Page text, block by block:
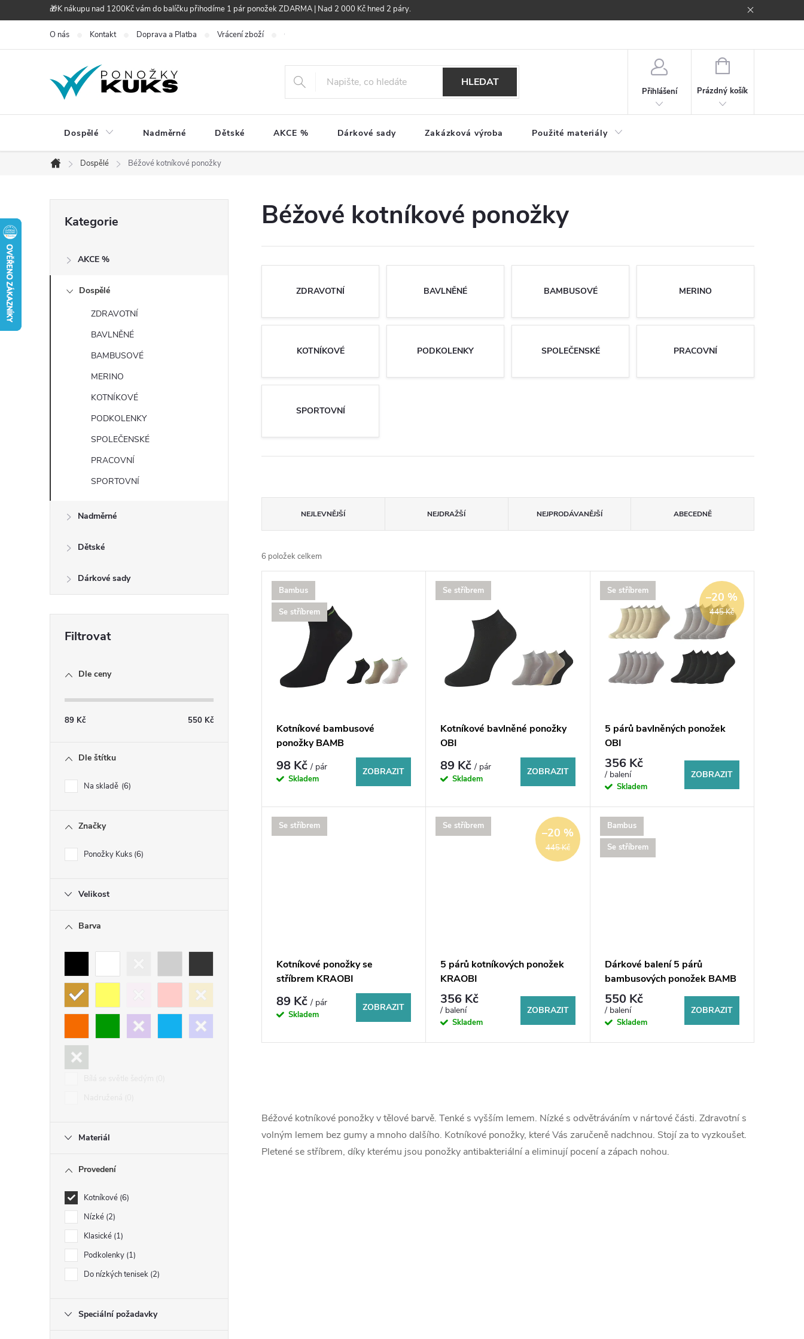
na
🎁K nákupu nad 1200Kč vám do balíčku přihodíme 1 pár ponožek ZDARMA | Nad 2 000 Kč hned 2 páry.
O nás Kontakt Doprava a Platba Vrácení zboží Obchodní podmínky
HLEDAT
Přihlášení
NÁKUPNÍ
Prázdný košík
Dospělé Nadměrné Dětské AKCE % Dárkové sady Zakázková výroba Použité materiály
Domů
Dospělé Béžové kotníkové ponožky
s
l
kategorie
Kategorie
AKCE %
Dospělé
ZDRAVOTNÍ
BAVLNĚNÉ
BAMBUSOVÉ
MERINO
KOTNÍKOVÉ
PODKOLENKY
SPOLEČENSKÉ
PRACOVNÍ
SPORTOVNÍ
Nadměrné
Dětské
Dárkové sady
Dle ceny
89 Kč 550 Kč
Dle štítku
Na skladě 6
Značky
Ponožky Kuks 6
Velikost
Barva
Materiál
Provedení
Kotníkové 6
Nízké 2
Klasické 1
Podkolenky 1
Do nízkých tenisek 2
Speciální požadavky
Béžové kotníkové ponožky
ZDRAVOTNÍ BAVLNĚNÉ BAMBUSOVÉ MERINO
KOTNÍKOVÉ PODKOLENKY SPOLEČENSKÉ PRACOVNÍ
SPORTOVNÍ
a
z
e
n
u
k
NEJLEVNĚJŠÍ NEJDRAŽŠÍ NEJPRODÁVANĚJŠÍ ABECEDNĚ
6 položek celkem
V
ý
d
Bambus
Se stříbrem
Kotníkové bambusové
ponožky BAMB
98 Kč/ pár
Skladem
ZOBRAZIT
Se stříbrem
Kotníkové bavlněné ponožky
OBI
89 Kč/ pár
Skladem
ZOBRAZIT
Se stříbrem
445 Kč
–20 %
5 párů bavlněných ponožek
OBI
356 Kč
/ balení
Skladem
ZOBRAZIT
Se stříbrem
Kotníkové ponožky se
stříbrem KRAOBI
89 Kč/ pár
Skladem
ZOBRAZIT
Se stříbrem
445 Kč
–20 %
5 párů kotníkových ponožek
KRAOBI
356 Kč
/ balení
Skladem
ZOBRAZIT
Bambus
Se stříbrem
Dárkové balení 5 párů
bambusových ponožek BAMB
550 Kč
/ balení
Skladem
ZOBRAZIT
v
l
á
Béžové kotníkové ponožky v tělové barvě. Tenké s vyšším lemem. Nízké s odvětráváním v nártové části. Zdravotní s
volným lemem bez gumy a mnoho dalšího. Kotníkové ponožky, které Vás zaručeně nadchnou. Stojí za to vyzkoušet.
Pletené se stříbrem, díky kterému jsou ponožky antibakteriální a eliminují pocení a zápach nohou.